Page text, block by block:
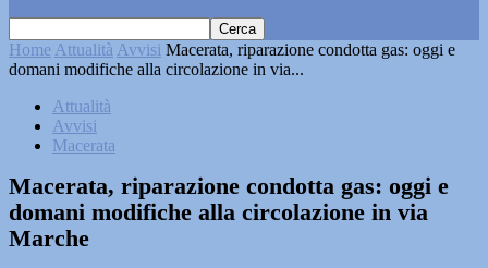
Home Attualità Avvisi Macerata, riparazione condotta gas: oggi e
domani modifiche alla circolazione in via...
Attualità
Avvisi
Macerata
Macerata, riparazione condotta gas: oggi e
domani modifiche alla circolazione in via
Marche